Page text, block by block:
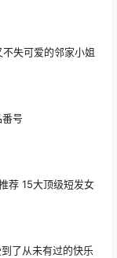
不失可爱的邻家小姐
番号
荐 15大顶级短发女
了从未有过的快乐